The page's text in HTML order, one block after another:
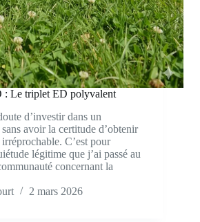
: Le triplet ED polyvalent
d’investir dans un
avoir la certitude d’obtenir
C’est pour
légitime que j’ai passé au
concernant la
2 mars 2026